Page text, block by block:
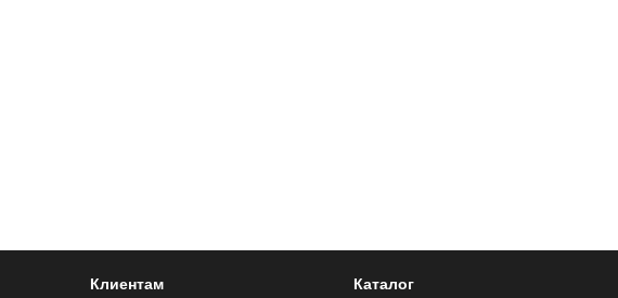
Клиентам
Каталог